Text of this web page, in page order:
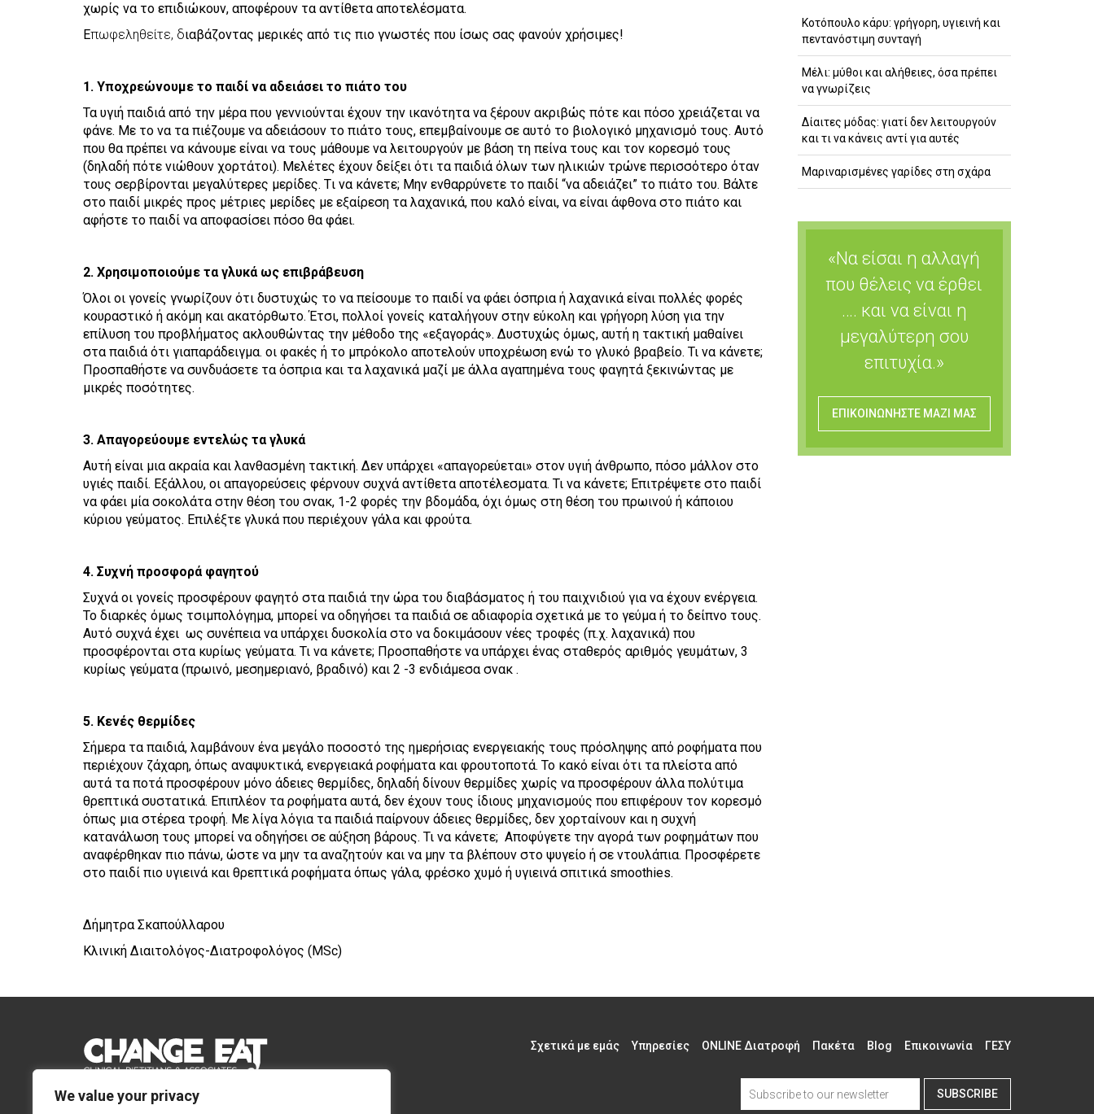
We value your privacy
χωρίς να το επιδιώκουν, αποφέρουν τα αντίθετα αποτελέσματα.
Επωφεληθείτε, διαβάζοντας μερικές από τις πιο γνωστές που ίσως σας φανούν χρήσιμες!
1. Υποχρεώνουμε το παιδί να αδειάσει το πιάτο του
Τα υγιή παιδιά από την μέρα που γεννιούνται έχουν την ικανότητα να ξέρουν ακριβώς πότε και πόσο χρειάζεται να
φάνε. Με το να τα πιέζουμε να αδειάσουν το πιάτο τους, επεμβαίνουμε σε αυτό το βιολογικό μηχανισμό τους. Αυτό
που θα πρέπει να κάνουμε είναι να τους μάθουμε να λειτουργούν με βάση τη πείνα τους και τον κορεσμό τους
(δηλαδή πότε νιώθουν χορτάτοι). Μελέτες έχουν δείξει ότι τα παιδιά όλων των ηλικιών τρώνε περισσότερο όταν
τους σερβίρονται μεγαλύτερες μερίδες. Tι να κάνετε; Μην ενθαρρύνετε το παιδί “να αδειάζει” το πιάτο του. Βάλτε
στο παιδί μικρές προς μέτριες μερίδες με εξαίρεση τα λαχανικά, που καλό είναι, να είναι άφθονα στο πιάτο και
αφήστε το παιδί να αποφασίσει πόσο θα φάει.
2. Χρησιμοποιούμε τα γλυκά ως επιβράβευση
Όλοι οι γονείς γνωρίζουν ότι δυστυχώς το να πείσουμε το παιδί να φάει όσπρια ή λαχανικά είναι πολλές φορές
κουραστικό ή ακόμη και ακατόρθωτο. Έτσι, πολλοί γονείς καταλήγουν στην εύκολη και γρήγορη λύση για την
επίλυση του προβλήματος ακλουθώντας την μέθοδο της «εξαγοράς». Δυστυχώς όμως, αυτή η τακτική μαθαίνει
στα παιδιά ότι γιαπαράδειγμα. οι φακές ή το μπρόκολο αποτελούν υποχρέωση ενώ το γλυκό βραβείο. Τι να κάνετε;
Προσπαθήστε να συνδυάσετε τα όσπρια και τα λαχανικά μαζί με άλλα αγαπημένα τους φαγητά ξεκινώντας με
μικρές ποσότητες.
3. Απαγορεύουμε εντελώς τα γλυκά
Αυτή είναι μια ακραία και λανθασμένη τακτική. Δεν υπάρχει «απαγορεύεται» στον υγιή άνθρωπο, πόσο μάλλον στο
υγιές παιδί. Εξάλλου, οι απαγορεύσεις φέρνουν συχνά αντίθετα αποτέλεσματα. Τι να κάνετε; Επιτρέψετε στο παιδί
να φάει μία σοκολάτα στην θέση του σνακ, 1-2 φορές την βδομάδα, όχι όμως στη θέση του πρωινού ή κάποιου
κύριου γεύματος. Επιλέξτε γλυκά που περιέχουν γάλα και φρούτα.
4. Συχνή προσφορά φαγητού
Συχνά οι γονείς προσφέρουν φαγητό στα παιδιά την ώρα του διαβάσματος ή του παιχνιδιού για να έχουν ενέργεια.
Το διαρκές όμως τσιμπολόγημα, μπορεί να οδηγήσει τα παιδιά σε αδιαφορία σχετικά με το γεύμα ή το δείπνο τους.
Αυτό συχνά έχει ως συνέπεια να υπάρχει δυσκολία στο να δοκιμάσουν νέες τροφές (π.χ. λαχανικά) που
προσφέρονται στα κυρίως γεύματα. Τι να κάνετε; Προσπαθήστε να υπάρχει ένας σταθερός αριθμός γευμάτων, 3
κυρίως γεύματα (πρωινό, μεσημεριανό, βραδινό) και 2 -3 ενδιάμεσα σνακ .
5. Κενές θερμίδες
Σήμερα τα παιδιά, λαμβάνουν ένα μεγάλο ποσοστό της ημερήσιας ενεργειακής τους πρόσληψης από ροφήματα που
περιέχουν ζάχαρη, όπως αναψυκτικά, ενεργειακά ροφήματα και φρουτοποτά. Το κακό είναι ότι τα πλείστα από
αυτά τα ποτά προσφέρουν μόνο άδειες θερμίδες, δηλαδή δίνουν θερμίδες χωρίς να προσφέρουν άλλα πολύτιμα
θρεπτικά συστατικά. Επιπλέον τα ροφήματα αυτά, δεν έχουν τους ίδιους μηχανισμούς που επιφέρουν τον κορεσμό
όπως μια στέρεα τροφή. Με λίγα λόγια τα παιδιά παίρνουν άδειες θερμίδες, δεν χορταίνουν και η συχνή
κατανάλωση τους μπορεί να οδηγήσει σε αύξηση βάρους. Τι να κάνετε; Αποφύγετε την αγορά των ροφημάτων που
αναφέρθηκαν πιο πάνω, ώστε να μην τα αναζητούν και να μην τα βλέπουν στο ψυγείο ή σε ντουλάπια. Προσφέρετε
στο παιδί πιο υγιεινά και θρεπτικά ροφήματα όπως γάλα, φρέσκο χυμό ή υγιεινά σπιτικά smoothies.
Δήμητρα Σκαπούλλαρου
Κλινική Διαιτολόγος-Διατροφολόγος (MSc)
Κοτόπουλο κάρυ: γρήγορη, υγιεινή και
πεντανόστιμη συνταγή
Μέλι: μύθοι και αλήθειες, όσα πρέπει
να γνωρίζεις
Δίαιτες μόδας: γιατί δεν λειτουργούν
και τι να κάνεις αντί για αυτές
Μαριναρισμένες γαρίδες στη σχάρα
«Να είσαι η αλλαγή
που θέλεις να έρθει
…. και να είναι η
μεγαλύτερη σου
επιτυχία.»
ΕΠΙΚΟΙΝΩΝΗΣΤΕ ΜΑΖΙ ΜΑΣ
Email:Info@changeeat.com.cy
Σχετικά με εμάς Υπηρεσίες ONLINE Διατροφή Πακέτα Blog Επικοινωνία ΓΕΣΥ
SUBSCRIBE